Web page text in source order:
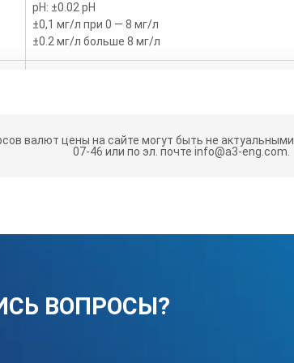
pH: ±0.02 pH
±0,1 мг/л при 0 — 8 мг/л
±0.2 мг/л больше 8 мг/л
валют цены на сайте могут быть не актуальными.
07-46 или по эл. почте info@a3-eng.com.
ВОПРОСЫ?